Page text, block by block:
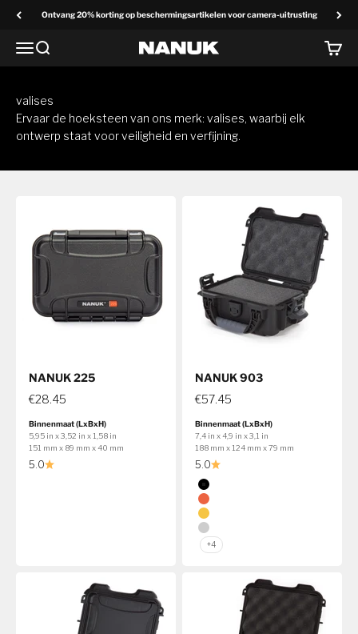
Ontvang 20% korting op beschermingsartikelen voor camera-uitrusting
MenuZoek op NANUK Europa
valises
Ervaar de hoeksteen van ons merk: valises, waarbij elk
ontwerp staat voor veiligheid en verfijning.
NANUK 225
€28.45
Binnenmaat (LxBxH)
5,95 in x 3,52 in x 1,58 in
151 mm x 89 mm x 40 mm
5.0
NANUK 903
€57.45
Binnenmaat (LxBxH)
7,4 in x 4,9 in x 3,1 in
188 mm x 124 mm x 79 mm
5.0
Kleur
Zwart
Oranje
Geel
Zilver
+4